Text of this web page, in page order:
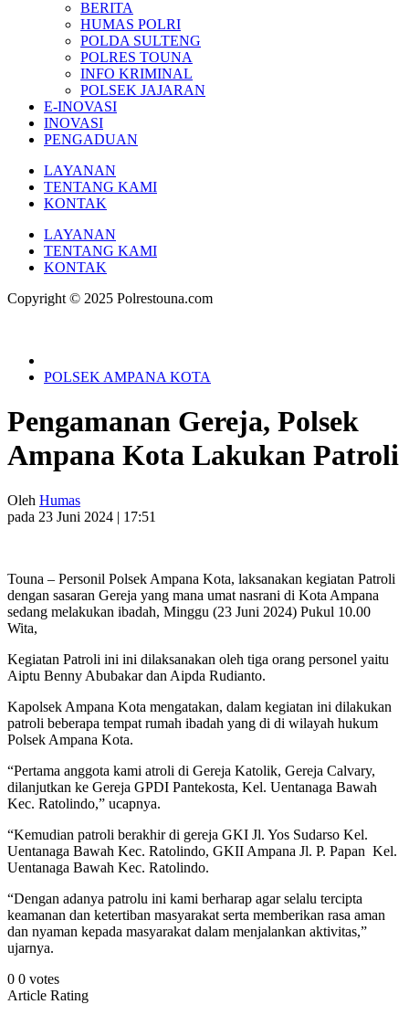
BERITA
HUMAS POLRI
POLDA SULTENG
POLRES TOUNA
INFO KRIMINAL
POLSEK JAJARAN
E-INOVASI
INOVASI
PENGADUAN
LAYANAN
TENTANG KAMI
KONTAK
LAYANAN
TENTANG KAMI
KONTAK
Copyright © 2025 Polrestouna.com
POLSEK AMPANA KOTA
Pengamanan Gereja, Polsek
Ampana Kota Lakukan Patroli
Oleh Humas
pada 23 Juni 2024 | 17:51
Touna – Personil Polsek Ampana Kota, laksanakan kegiatan Patroli
dengan sasaran Gereja yang mana umat nasrani di Kota Ampana
sedang melakukan ibadah, Minggu (23 Juni 2024) Pukul 10.00
Wita,
Kegiatan Patroli ini ini dilaksanakan oleh tiga orang personel yaitu
Aiptu Benny Abubakar dan Aipda Rudianto.
Kapolsek Ampana Kota mengatakan, dalam kegiatan ini dilakukan
patroli beberapa tempat rumah ibadah yang di di wilayah hukum
Polsek Ampana Kota.
“Pertama anggota kami atroli di Gereja Katolik, Gereja Calvary,
dilanjutkan ke Gereja GPDI Pantekosta, Kel. Uentanaga Bawah
Kec. Ratolindo,” ucapnya.
“Kemudian patroli berakhir di gereja GKI Jl. Yos Sudarso Kel.
Uentanaga Bawah Kec. Ratolindo, GKII Ampana Jl. P. Papan Kel.
Uentanaga Bawah Kec. Ratolindo.
“Dengan adanya patrolu ini kami berharap agar selalu tercipta
keamanan dan ketertiban masyarakat serta memberikan rasa aman
dan nyaman kepada masyarakat dalam menjalankan aktivitas,”
ujarnya.
0 0 votes
Article Rating